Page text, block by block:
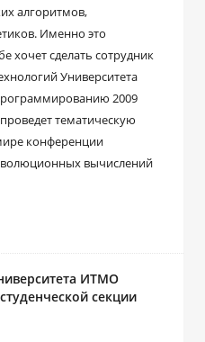
алгоритмов,
Именно это
хочет сделать сотрудник
Университета
2009
тематическую
конференции
вычислений
ИТМО
секции